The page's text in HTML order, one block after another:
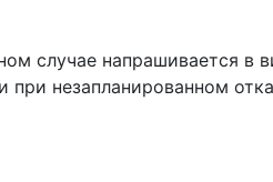
случае напрашивается в
незапланированном